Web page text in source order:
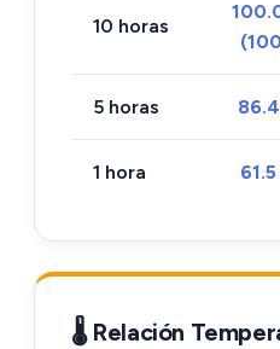
10 horas
5 horas
1 hora
🌡️ Relación